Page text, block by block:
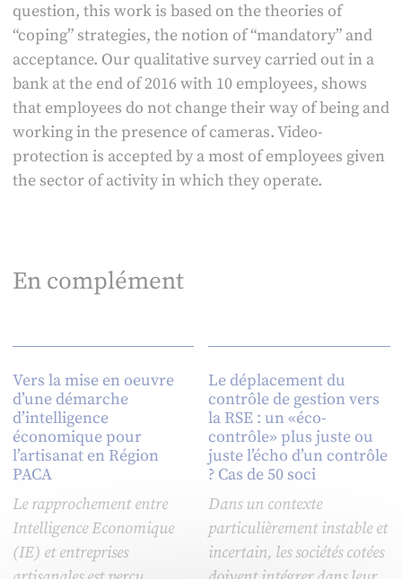
question, this work is based on the theories of
“coping” strategies, the notion of “mandatory” and
acceptance. Our qualitative survey carried out in a
bank at the end of 2016 with 10 employees, shows
that employees do not change their way of being and
working in the presence of cameras. Video-
protection is accepted by a most of employees given
the sector of activity in which they operate.
En complément
Vers la mise en oeuvre
d’une démarche
d’intelligence
économique pour
l’artisanat en Région
PACA
Le rapprochement entre
Intelligence Economique
(IE) et entreprises
Le déplacement du
contrôle de gestion vers
la RSE : un «éco-
contrôle» plus juste ou
juste l’écho d’un contrôle
? Cas de 50 soci
Dans un contexte
particulièrement instable et
incertain, les sociétés cotées